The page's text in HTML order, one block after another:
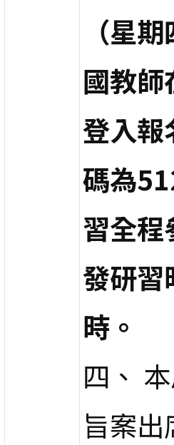
（星
國教師
登入報
碼為
習全程
發研
時。
四、
旨案